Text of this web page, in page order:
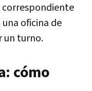
oficina de
un turno.
cómo